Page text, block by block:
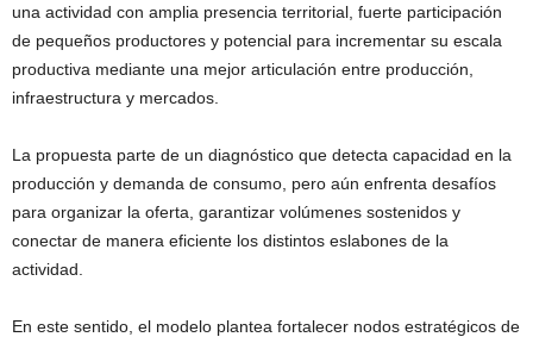
una actividad con amplia presencia territorial, fuerte participación
de pequeños productores y potencial para incrementar su escala
productiva mediante una mejor articulación entre producción,
infraestructura y mercados.
La propuesta parte de un diagnóstico que detecta capacidad en la
producción y demanda de consumo, pero aún enfrenta desafíos
para organizar la oferta, garantizar volúmenes sostenidos y
conectar de manera eficiente los distintos eslabones de la
actividad.
En este sentido, el modelo plantea fortalecer nodos estratégicos de